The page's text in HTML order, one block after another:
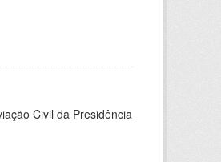
Civil da Presidência